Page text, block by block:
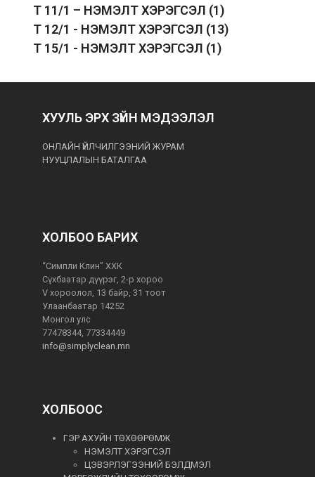
T 11/1 – НЭМЭЛТ ХЭРЭГСЭЛ (1)
T 12/1 - НЭМЭЛТ ХЭРЭГСЭЛ (13)
T 15/1 - НЭМЭЛТ ХЭРЭГСЭЛ (1)
ХУУЛЬ ЭРХ ЗҮЙН МЭДЭЭЛЭЛ
ОНЛАЙН ҮЙЛЧИЛГЭЭНИЙ ЖУРАМ
НУУЦЛАЛЫН БАТАЛГАА
ХОЛБОО БАРИХ
“Симпли Клин” ХХК
Сүхбаатар дүүрэг, 2-р хороо
V хороолол, 13 байр, 31 тоот
Улаанбаатар 14252
Монгол улс
77478344, 77334449
info@simplyclean.mn
ХОЛБООС
ГЭР АХУЙН ТӨХӨӨРӨМЖ
НЭМЭЛТ ХЭРЭГСЭЛ
ЦЭВЭРЛЭГЭЭНИЙ БЭЛДМЭЛ